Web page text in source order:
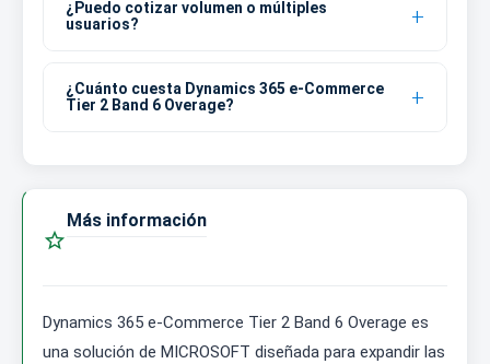
¿Puedo cotizar volumen o múltiples
usuarios?
¿Cuánto cuesta Dynamics 365 e-Commerce
Tier 2 Band 6 Overage?

Más información
Dynamics 365 e-Commerce Tier 2 Band 6 Overage es
una solución de MICROSOFT diseñada para expandir las